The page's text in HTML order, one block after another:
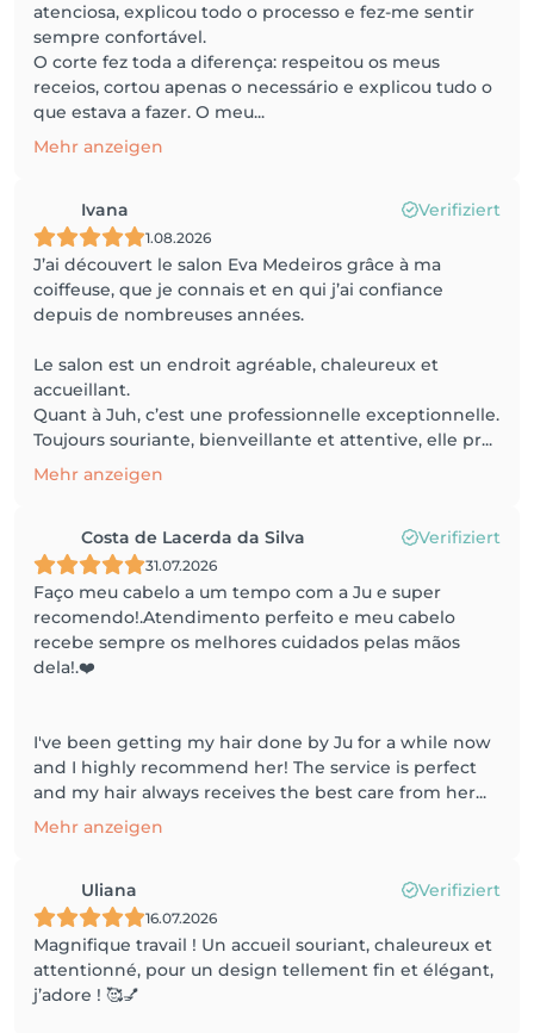
atenciosa, explicou todo o processo e fez-me sentir
sempre confortável.
O corte fez toda a diferença: respeitou os meus
receios, cortou apenas o necessário e explicou tudo o
que estava a fazer. O meu...
Mehr anzeigen
Ivana Verifiziert
1.08.2026
J’ai découvert le salon Eva Medeiros grâce à ma
coiffeuse, que je connais et en qui j’ai confiance
depuis de nombreuses années.
Le salon est un endroit agréable, chaleureux et
accueillant.
Quant à Juh, c’est une professionnelle exceptionnelle.
Toujours souriante, bienveillante et attentive, elle pr...
Mehr anzeigen
Costa de Lacerda da Silva Verifiziert
31.07.2026
Faço meu cabelo a um tempo com a Ju e super
recomendo!.Atendimento perfeito e meu cabelo
recebe sempre os melhores cuidados pelas mãos
dela!.❤️
I've been getting my hair done by Ju for a while now
and I highly recommend her! The service is perfect
and my hair always receives the best care from her...
Mehr anzeigen
Uliana Verifiziert
16.07.2026
Magnifique travail ! Un accueil souriant, chaleureux et
attentionné, pour un design tellement fin et élégant,
j’adore ! 🥰💅